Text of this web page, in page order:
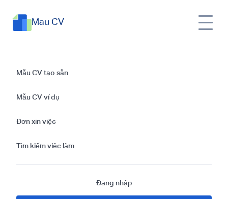
Mau CV
Mẫu CV tạo sẵn
Mẫu CV ví dụ
Đơn xin việc
Tìm kiếm việc làm
Đăng nhập
Hướng dẫn viết thư
xin việc cùng mẫu
thư xin việc từ Nhà
văn nổi tiếng